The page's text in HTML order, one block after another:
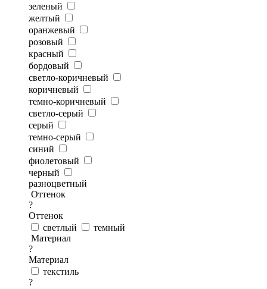
зеленый
желтый
оранжевый
розовый
красный
бордовый
светло-коричневый
коричневый
темно-коричневый
светло-серый
серый
темно-серый
синий
фиолетовый
черный
разноцветный
Оттенок
?
Оттенок
светлый
темный
Материал
?
Материал
текстиль
?